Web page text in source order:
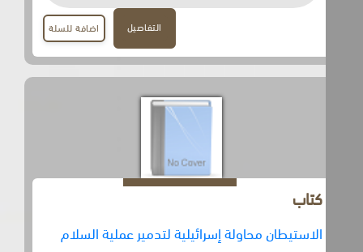
اضافة للسلة
الاستيطان محاولة إسرائيلية لتدمير عملية السلام